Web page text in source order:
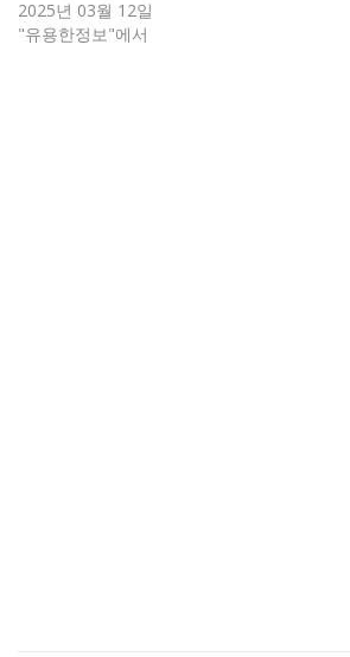
2025년 03월 12일
"유용한정보"에서